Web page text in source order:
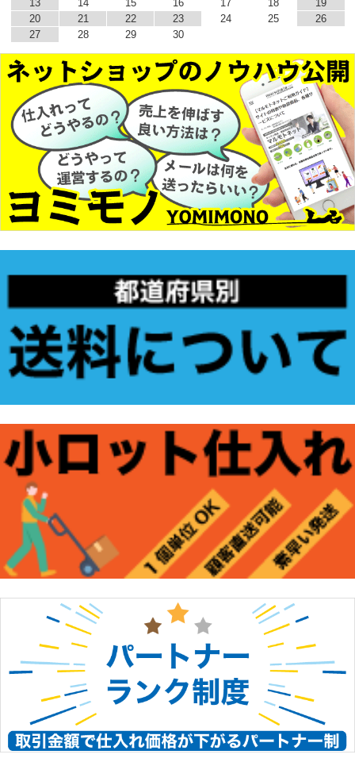
13 14 15 16 17 18
19
20
21 22 23 24 25
26
27
28 29 30